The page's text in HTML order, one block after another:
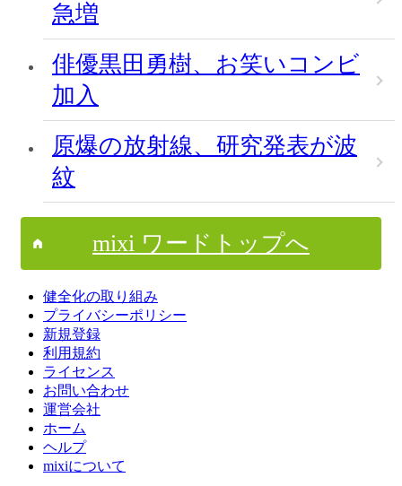
急増
俳優黒田勇樹、お笑いコンビ
加入
原爆の放射線、研究発表が波
紋
mixi ワードトップへ
健全化の取り組み
プライバシーポリシー
新規登録
利用規約
ライセンス
お問い合わせ
運営会社
ホーム
ヘルプ
mixiについて